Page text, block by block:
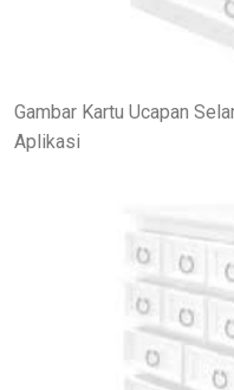
Gambar Kartu Ucapan
Aplikasi